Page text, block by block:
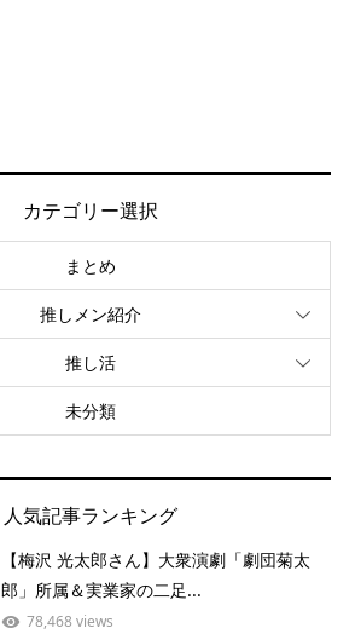
カテゴリー選択
まとめ
推しメン紹介
推し活
未分類
人気記事ランキング
【梅沢 光太郎さん】大衆演劇「劇団菊太
郎」所属＆実業家の二足...
78,468 views